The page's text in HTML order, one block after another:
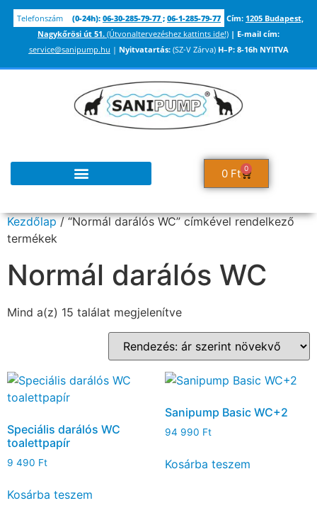
Telefonszám (0-24h): 06-30-285-79-77 ; 06-1-285-79-77 Cím: 1205 Budapest,
Nagykőrösi út 51. (Útvonaltervezéshez kattints ide!) | E-mail cím:
service@sanipump.hu | Nyitvatartás:(SZ-V Zárva) H–P: 8-16h NYITVA
0 Ft 0
Kezdőlap/ “Normál darálós WC” címkével rendelkező
termékek
Normál darálós WC
Mind a(z) 15 találat megjelenítve
Speciális darálós WC
toalettpapír
9 490 Ft
Kosárba teszem
Sanipump Basic WC+2
94 990 Ft
Kosárba teszem